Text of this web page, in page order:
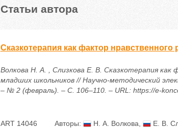
Статьи автора
Сказкотерапия как фактор
Волкова Н. А. , Слизкова Е. В. Сказкотерапия как
младших школьников // Научно-методический
– № 2 (февраль). – С. 106–110. – URL: https://e-
ART 14046 Авторы: Н. А. Волкова Е. В.